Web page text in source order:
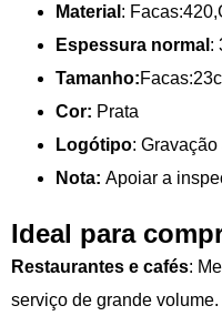
Material :
Espessura normal :
Tamanho:
Cor: Prata
Logótipo:
Nota: Apoiar a
Ideal para
Restaurantes e cafés:
serviço de grande volume.